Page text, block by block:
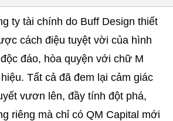
ty tài chính do Buff Design thiết
cách điệu tuyệt vời của hình
đáo, hòa quyện với chữ M
Tất cả đã đem lại cảm giác
vươn lên, đầy tính đột phá,
riêng mà chỉ có QM Capital mới